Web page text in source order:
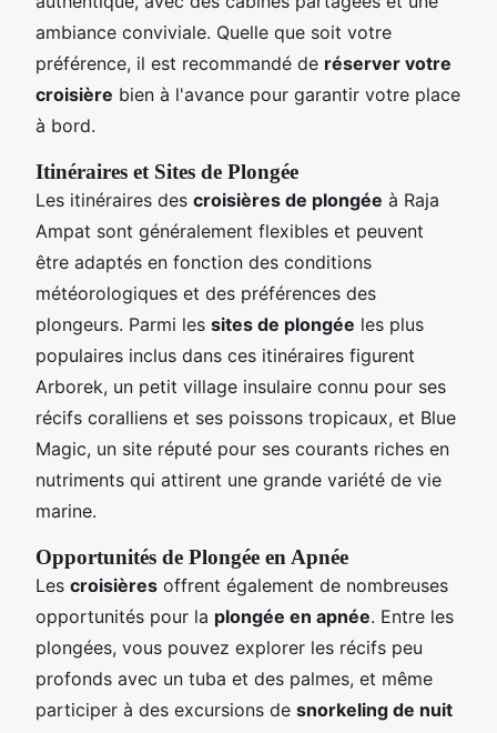
ambiance conviviale. Quelle que soit votre
préférence, il est recommandé de réserver votre
croisière bien à l'avance pour garantir votre place
à bord.
Itinéraires et Sites de Plongée
Les itinéraires des croisières de plongée à Raja
Ampat sont généralement flexibles et peuvent
être adaptés en fonction des conditions
météorologiques et des préférences des
plongeurs. Parmi les sites de plongée les plus
populaires inclus dans ces itinéraires figurent
Arborek, un petit village insulaire connu pour ses
récifs coralliens et ses poissons tropicaux, et Blue
Magic, un site réputé pour ses courants riches en
nutriments qui attirent une grande variété de vie
marine.
Opportunités de Plongée en Apnée
Les croisières offrent également de nombreuses
opportunités pour la plongée en apnée. Entre les
plongées, vous pouvez explorer les récifs peu
profonds avec un tuba et des palmes, et même
participer à des excursions de snorkeling de nuit